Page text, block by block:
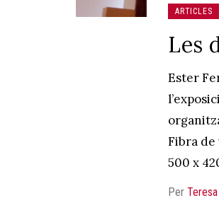
ARTICLES
Les
Ester
Fibra
500 x
Per